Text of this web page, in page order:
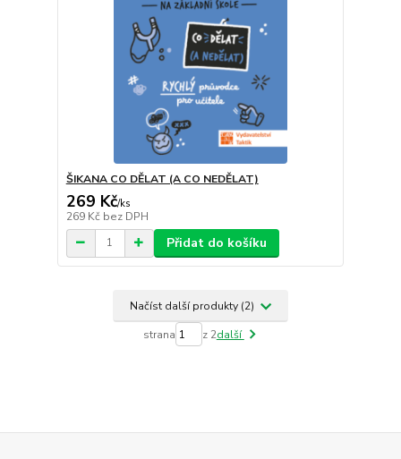
ŠIKANA CO DĚLAT (A CO NEDĚLAT)
269 Kč/ks
269 Kč bez DPH
Přidat do košíku
Načíst další produkty (2)
strana z 2další